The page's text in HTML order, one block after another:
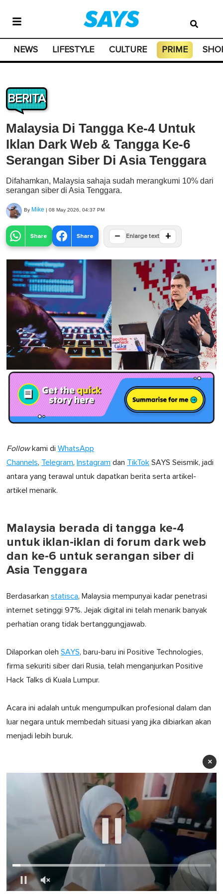
NEWS LIFESTYLE CULTURE PRIME
BERITA
Malaysia Di Tangga Ke-4 Untuk
Iklan Dark Web & Tangga Ke-6
Serangan Siber Di Asia Tenggara
Difahamkan, Malaysia sahaja sudah merangkumi 10% dari
serangan siber di Asia Tenggara.
By Mike | 08 May 2026, 04:37 PM
Share Share − Enlarge text +
Followkami di WhatsApp
Channels, Telegram, Instagram dan TikTok SAYS Seismik, jadi
antara yang terawal untuk dapatkan berita serta artikel-
artikel menarik.
Malaysia berada di tangga ke-4
untuk iklan-iklan di forum dark web
dan ke-6 untuk serangan siber di
Asia Tenggara
Berdasarkan statisca, Malaysia mempunyai kadar penetrasi
internet setinggi 97%. Jejak digital ini telah menarik banyak
perhatian orang tidak bertanggungjawab.
Dilaporkan oleh SAYS, baru-baru ini Positive Technologies,
firma sekuriti siber dari Rusia, telah menganjurkan Positive
Hack Talks di Kuala Lumpur.
Acara ini adalah untuk mengumpulkan profesional dalam dan
luar negara untuk membedah situasi yang jika dibiarkan akan
menjadi lebih buruk.
×